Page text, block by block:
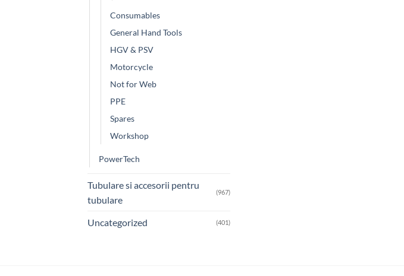
Consumables
General Hand Tools
HGV & PSV
Motorcycle
Not for Web
PPE
Spares
Workshop
PowerTech
Tubulare si accesorii pentru
tubulare
(967)
Uncategorized (401)